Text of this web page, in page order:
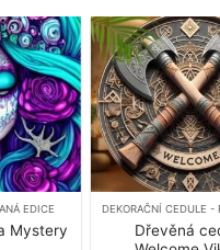
EDICE
Mystery
Dřevěná